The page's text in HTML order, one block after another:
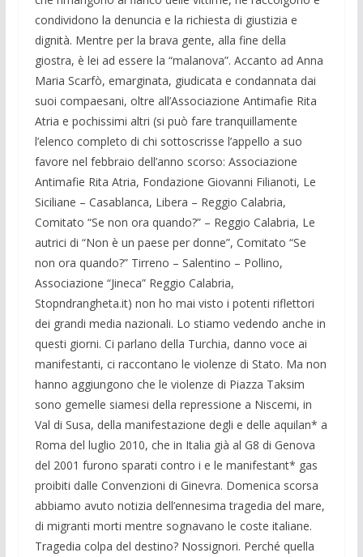
condividono la denuncia e la richiesta di giustizia e
dignità. Mentre per la brava gente, alla fine della
giostra, è lei ad essere la “malanova”. Accanto ad Anna
Maria Scarfò, emarginata, giudicata e condannata dai
suoi compaesani, oltre all’Associazione Antimafie Rita
Atria e pochissimi altri (si può fare tranquillamente
l’elenco completo di chi sottoscrisse l’appello a suo
favore nel febbraio dell’anno scorso: Associazione
Antimafie Rita Atria, Fondazione Giovanni Filianoti, Le
Siciliane – Casablanca, Libera – Reggio Calabria,
Comitato “Se non ora quando?” – Reggio Calabria, Le
autrici di “Non è un paese per donne”, Comitato “Se
non ora quando?” Tirreno – Salentino – Pollino,
Associazione “Jineca” Reggio Calabria,
Stopndrangheta.it) non ho mai visto i potenti riflettori
dei grandi media nazionali. Lo stiamo vedendo anche in
questi giorni. Ci parlano della Turchia, danno voce ai
manifestanti, ci raccontano le violenze di Stato. Ma non
hanno aggiungono che le violenze di Piazza Taksim
sono gemelle siamesi della repressione a Niscemi, in
Val di Susa, della manifestazione degli e delle aquilan* a
Roma del luglio 2010, che in Italia già al G8 di Genova
del 2001 furono sparati contro i e le manifestant* gas
proibiti dalle Convenzioni di Ginevra. Domenica scorsa
abbiamo avuto notizia dell’ennesima tragedia del mare,
di migranti morti mentre sognavano le coste italiane.
Tragedia colpa del destino? Nossignori. Perché quella